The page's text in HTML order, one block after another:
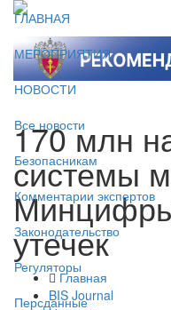
ГЛАВНАЯ
МЕРОПРИЯТИЯ
НОВОСТИ
Все новости
Безопасникам
Комментарии экспертов
Законодательство
Регуляторы
Персданные
170 млн
системы
утечек
Главная
BIS Journal